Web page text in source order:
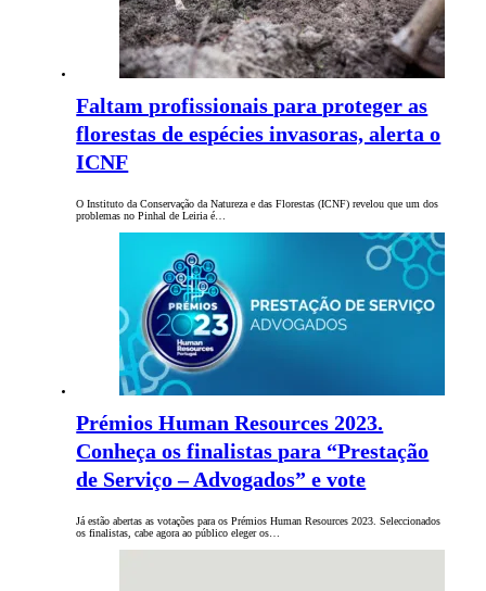
Faltam profissionais para proteger as
florestas de espécies invasoras, alerta o
ICNF
O Instituto da Conservação da Natureza e das Florestas (ICNF) revelou que um dos
problemas no Pinhal de Leiria é…
Prémios Human Resources 2023.
Conheça os finalistas para “Prestação
de Serviço – Advogados” e vote
Já estão abertas as votações para os Prémios Human Resources 2023. Seleccionados
os finalistas, cabe agora ao público eleger os…